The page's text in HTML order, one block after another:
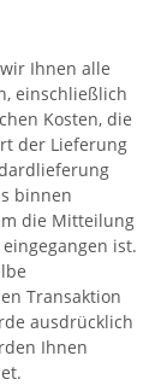
Ihnen alle
einschließlich
Kosten, die
der Lieferung
binnen
die Mitteilung
ist.
Transaktion
ausdrücklich
Ihnen